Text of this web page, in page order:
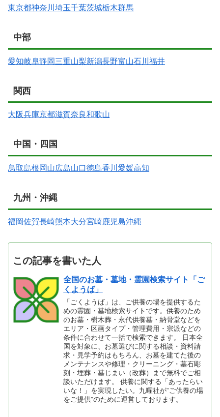
東京都神奈川 埼玉千葉茨城栃木群馬
中部
愛知岐阜静岡三重山梨新潟長野富山石川 福井
関西
大阪兵庫京都滋賀奈良和歌山
中国・四国
鳥取島根岡山広島山口徳島香川 愛媛高知
九州・沖縄
福岡佐賀長崎熊本大分宮崎鹿児島沖縄
この記事を書いた人
全国のお墓・墓地・霊園検索サイト「ご
くようば」
「ごくようば」は、ご供養の場を提供するた
めの霊園・墓地検索サイトです。供養のため
のお墓・樹木葬・永代供養墓・納骨堂などを
エリア・区画タイプ・管理費用・宗派などの
条件に合わせて一括で検索できます。 日本全
国を対象に、お墓選びに関する相談・資料請
求・見学予約はもちろん、お墓を建てた後の
メンテナンスや修理・クリーニング・墓石彫
刻・埋葬・墓じまい（改葬）まで無料でご相
談いただけます。 供養に関する「あったらい
いな！」を実現したい。九曜社が”ご供養の場
をご提供”のために運営しております。